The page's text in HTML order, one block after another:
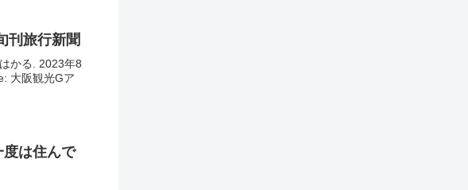
刊旅行新聞
かる. 2023年8
大阪観光Gア
は住んで